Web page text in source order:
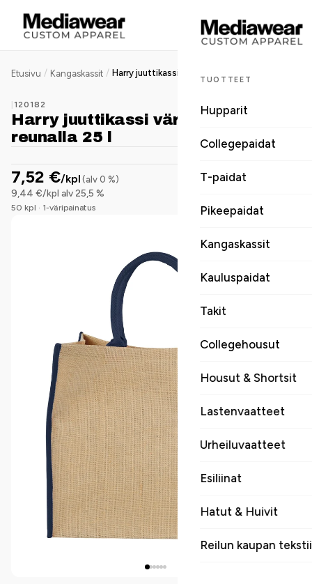
TUOTTEET
Hupparit
Collegepaidat
T-paidat
Pikeepaidat
Kangaskassit
Kauluspaidat
Takit
Collegehousut
Housut & Shortsit
Lastenvaatteet
Urheiluvaatteet
Esiliinat
Hatut & Huivit
Reilun kaupan
Etusivu / Kangaskassit / Harry juuttikassi värillisellä reunalla 25 l
120182
Harry juuttikassi värillisellä
reunalla 25 l
7,52 €/kpl (alv 0 %)
9,44 €/kpl alv 25,5 %
50 kpl · 1-väripainatus